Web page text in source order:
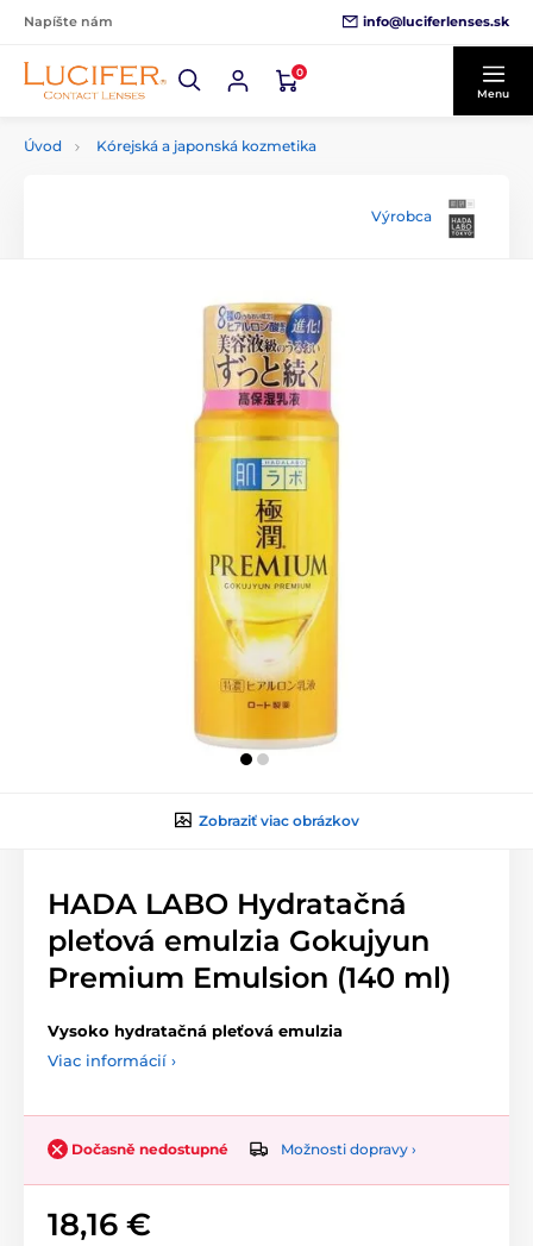
Napíšte nám info@luciferlenses.sk
0
Menu
Úvod Kórejská a japonská kozmetika
Výrobca
Zobraziť viac obrázkov
HADA LABO Hydratačná
pleťová emulzia Gokujyun
Premium Emulsion (140 ml)
Vysoko hydratačná pleťová emulzia
Viac informácií ›
Dočasně nedostupné Možnosti dopravy ›
18,16 €